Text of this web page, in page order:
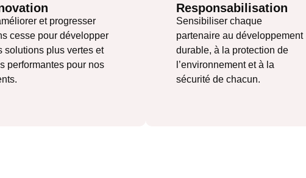
et progresser
cesse pour développer
solutions plus vertes et
performantes pour nos
Responsabilisation
Sensibiliser chaque
partenaire au développement
durable, à la protection de
l’environnement et à la
sécurité de chacun.